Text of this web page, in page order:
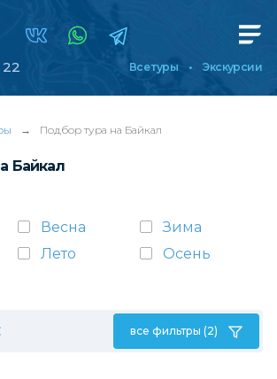
22 Все туры Экскурсии
→ Подбор тура на Байкал
Байкал
Весна
Зима
Лето
Осень
все фильтры (2)